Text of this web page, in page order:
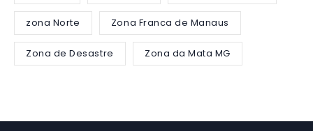
zona Norte Zona Franca de Manaus
Zona de Desastre Zona da Mata MG